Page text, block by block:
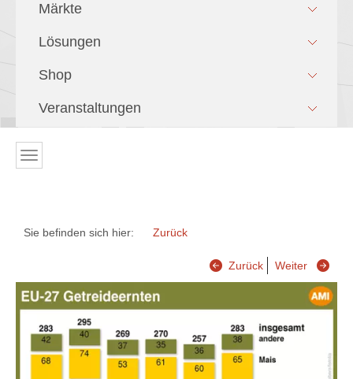
Märkte
Lösungen
Shop
Veranstaltungen
Sie befinden sich hier: Zurück
Zurück Weiter